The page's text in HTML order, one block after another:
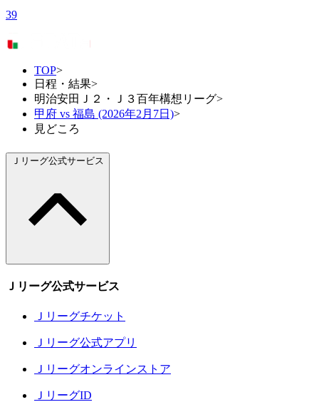
39
TOP>
日程・結果>
明治安田Ｊ２・Ｊ３百年構想リーグ>
甲府 vs 福島 (2026年2月7日)>
見どころ
Ｊリーグ公式サービス
Ｊリーグ公式サービス
Ｊリーグチケット
Ｊリーグ公式アプリ
Ｊリーグオンラインストア
ＪリーグID